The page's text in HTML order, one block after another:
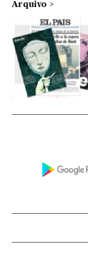
Arquivo